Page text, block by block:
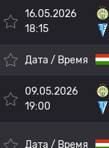
16.05.2026
18:15
Дата / Время
09.05.2026
19:00
Дата / Время